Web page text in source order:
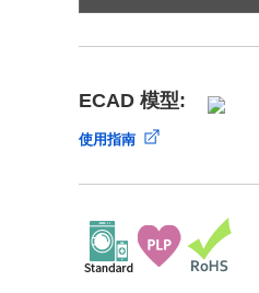
了解⽇清纺微
ECAD 模型:
使用指南